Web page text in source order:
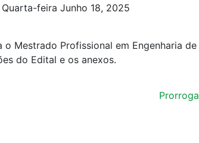
Quarta-feira Junho 18, 2025
o Mestrado Profissional em Engenharia
do Edital e os anexos.